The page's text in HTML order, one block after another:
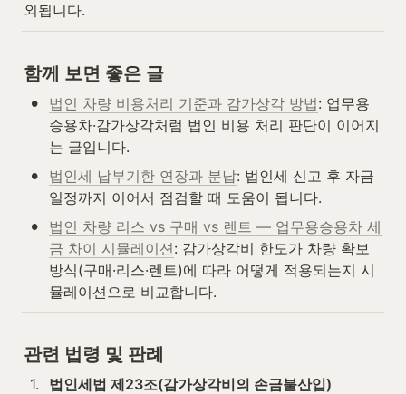
외됩니다.
함께 보면 좋은 글
• 법인 차량 비용처리 기준과 감가상각 방법: 업무용
승용차·감가상각처럼 법인 비용 처리 판단이 이어지
는 글입니다.
• 법인세 납부기한 연장과 분납: 법인세 신고 후 자금
일정까지 이어서 점검할 때 도움이 됩니다.
•
법인 차량 리스 vs 구매 vs 렌트 — 업무용승용차 세
금 차이 시뮬레이션: 감가상각비 한도가 차량 확보
방식(구매·리스·렌트)에 따라 어떻게 적용되는지 시
뮬레이션으로 비교합니다.
관련 법령 및 판례
1.
법인세법 제23조(감가상각비의 손금불산입)